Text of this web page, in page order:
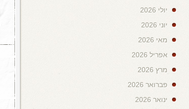
יולי 2026
יוני 2026
מאי 2026
אפריל 2026
מרץ 2026
פברואר 2026
ינואר 2026